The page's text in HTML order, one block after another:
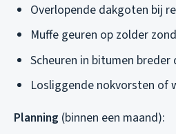
Overlopende dakgoten bij
Muffe geuren op zolder
Scheuren in bitumen
Losliggende nokvorsten of
Planning (binnen een maand):